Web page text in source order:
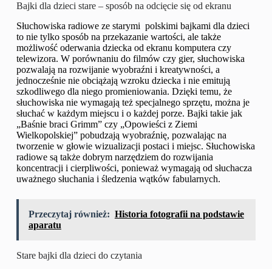
Bajki dla dzieci stare – sposób na odcięcie się od ekranu
Słuchowiska radiowe ze starymi polskimi bajkami dla dzieci
to nie tylko sposób na przekazanie wartości, ale także
możliwość oderwania dziecka od ekranu komputera czy
telewizora. W porównaniu do filmów czy gier, słuchowiska
pozwalają na rozwijanie wyobraźni i kreatywności, a
jednocześnie nie obciążają wzroku dziecka i nie emitują
szkodliwego dla niego promieniowania. Dzięki temu, że
słuchowiska nie wymagają też specjalnego sprzętu, można je
słuchać w każdym miejscu i o każdej porze. Bajki takie jak
„Baśnie braci Grimm” czy „Opowieści z Ziemi
Wielkopolskiej” pobudzają wyobraźnię, pozwalając na
tworzenie w głowie wizualizacji postaci i miejsc. Słuchowiska
radiowe są także dobrym narzędziem do rozwijania
koncentracji i cierpliwości, ponieważ wymagają od słuchacza
uważnego słuchania i śledzenia wątków fabularnych.
Przeczytaj również: Historia fotografii na podstawie
aparatu
Stare bajki dla dzieci do czytania